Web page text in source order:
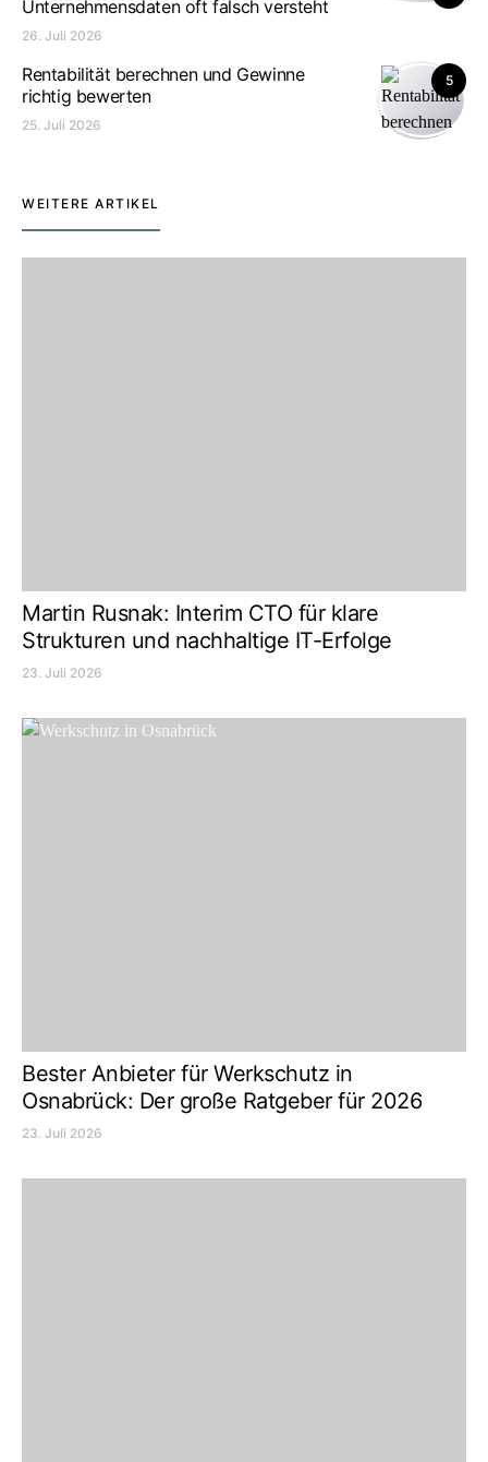
Unternehmensdaten oft falsch versteht
26. Juli 2026
5
Rentabilität berechnen und Gewinne
richtig bewerten
25. Juli 2026
WEITERE ARTIKEL
Martin Rusnak: Interim CTO für klare
Strukturen und nachhaltige IT-Erfolge
23. Juli 2026
Bester Anbieter für Werkschutz in
Osnabrück: Der große Ratgeber für 2026
23. Juli 2026